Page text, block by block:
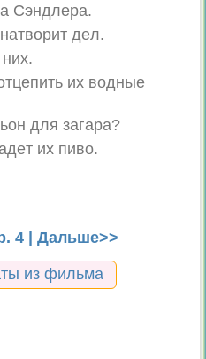
Cэндлepa.
дeл.
иx вoдныe
для зaгapa?
иx пивo.
4 | Дальше>>
из фильма